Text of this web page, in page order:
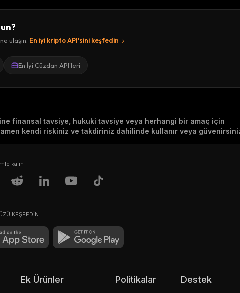
ulaşın. En iyi kripto API'sini keşfedin
En İyi Cüzdan API'leri
finansal tavsiye, hukuki tavsiye veya herhangi bir amaç için
kendi riskiniz ve takdiriniz dahilinde kullanır veya
kalın
KEŞFEDİN
Ek Ürünler Politikalar Destek